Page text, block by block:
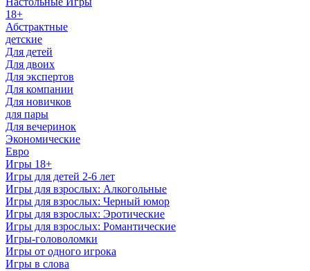
18+
Абстрактные
детские
Для детей
Для двоих
Для экспертов
Для компании
Для новичков
для пары
Для вечеринок
Экономические
Евро
Игры 18+
Игры для детей 2-6 лет
Игры для взрослых: Алкогольные
Игры для взрослых: Черный юмор
Игры для взрослых: Эротические
Игры для взрослых: Романтические
Игры-головоломки
Игры от одного игрока
Игры в слова